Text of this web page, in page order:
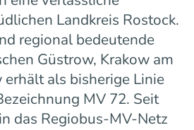
Landkreis Rostock.
regional bedeutende
Güstrow, Krakow am
als bisherige Linie
MV 72. Seit
das Regiobus-MV-Netz